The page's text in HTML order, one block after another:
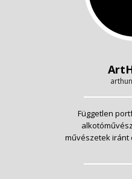
Független
művészetek iránt